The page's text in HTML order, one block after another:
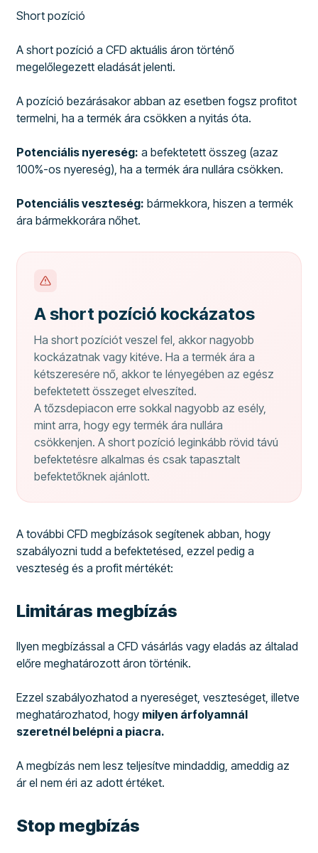
Short pozíció
A short pozíció a CFD aktuális áron történő
megelőlegezett eladását jelenti.
A pozíció bezárásakor abban az esetben fogsz profitot
termelni, ha a termék ára csökken a nyitás óta.
Potenciális nyereség: a befektetett összeg (azaz
100%-os nyereség), ha a termék ára nullára csökken.
Potenciális veszteség: bármekkora, hiszen a termék
ára bármekkorára nőhet.
A short pozíció kockázatos
Ha short pozíciót veszel fel, akkor nagyobb
kockázatnak vagy kitéve. Ha a termék ára a
kétszeresére nő, akkor te lényegében az egész
befektetett összeget elveszíted.
A tőzsdepiacon erre sokkal nagyobb az esély,
mint arra, hogy egy termék ára nullára
csökkenjen. A short pozíció leginkább rövid távú
befektetésre alkalmas és csak tapasztalt
befektetőknek ajánlott.
A további CFD megbízások segítenek abban, hogy
szabályozni tudd a befektetésed, ezzel pedig a
veszteség és a profit mértékét:
Limitáras megbízás
Ilyen megbízással a CFD vásárlás vagy eladás az általad
előre meghatározott áron történik.
Ezzel szabályozhatod a nyereséget, veszteséget, illetve
meghatározhatod, hogy milyen árfolyamnál
szeretnél belépni a piacra.
A megbízás nem lesz teljesítve mindaddig, ameddig az
ár el nem éri az adott értéket.
Stop megbízás